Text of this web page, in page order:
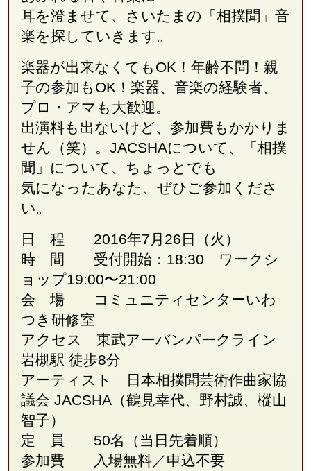
耳を澄ませて、さいたまの「相撲聞」音
楽を探していきます。
楽器が出来なくてもOK！年齢不問！親
子の参加もOK！楽器、音楽の経験者、
プロ・アマも大歓迎。
出演料も出ないけど、参加費もかかりま
せん（笑）。JACSHAについて、「相撲
聞」について、ちょっとでも
気になったあなた、ぜひご参加くださ
い。
日 程 2016年7月26日（火）
時 間 受付開始：18:30 ワークシ
ョップ19:00〜21:00
会 場 コミュニティセンターいわ
つき研修室
アクセス 東武アーバンパークライン
岩槻駅 徒歩8分
アーティスト 日本相撲聞芸術作曲家協
議会 JACSHA（鶴見幸代、野村誠、樅山
智子）
定 員 50名（当日先着順）
参加費 入場無料／申込不要